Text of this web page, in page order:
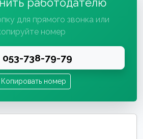
работодателю
для прямого звонка или
номер
053-738-79-79
Копировать номер